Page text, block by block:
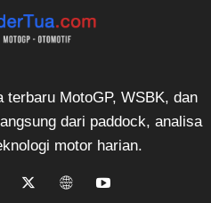
terbaru MotoGP, WSBK, dan
dari paddock, analisa
motor harian.